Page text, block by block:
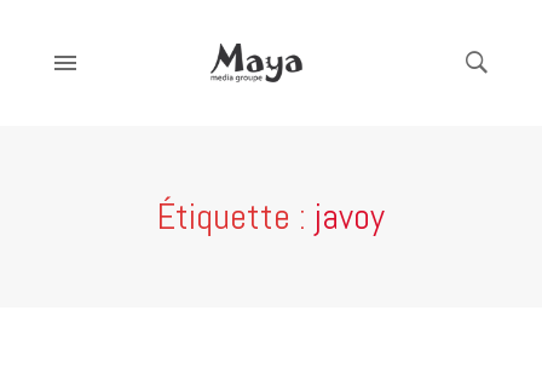
Étiquette : javoy